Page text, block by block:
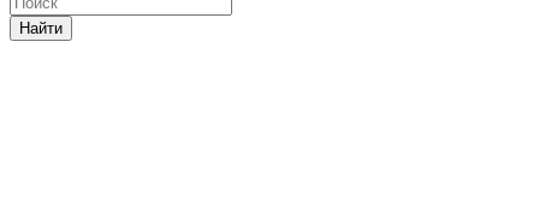
Найти